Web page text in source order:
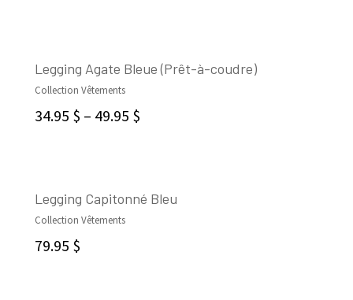
Legging Agate Bleue (Prêt-à-coudre)
Collection Vêtements
34.95 $ – 49.95 $
Legging Capitonné Bleu
Collection Vêtements
79.95 $